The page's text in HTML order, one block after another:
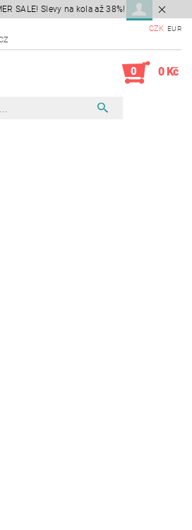
SALE! Slevy na kola až 38%!
CZK EUR
0 0 Kč